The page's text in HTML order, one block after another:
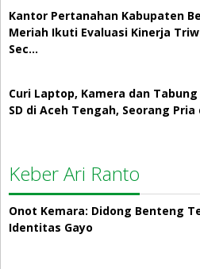
Kantor Pertanahan Kabupaten
Meriah Ikuti Evaluasi Kinerja
Sec…
Curi Laptop, Kamera dan
SD di Aceh Tengah, Seorang
Keber Ari Ranto
Onot Kemara: Didong Benteng
Identitas Gayo